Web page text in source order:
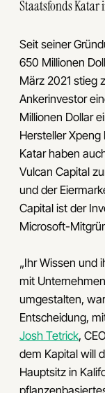
Staatsfonds Katar
Seit seiner
650 Millionen
März 2021 stieg
Ankerinvestor
Millionen Dollar
Hersteller
Katar haben
Vulcan Capital
und der
Capital ist der
Microsoft-
„Ihr Wissen und
mit
umgestalten,
Entscheidung,
Josh Tetrick,
dem Kapital will
Hauptsitz in